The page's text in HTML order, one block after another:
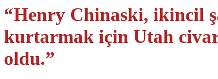
“Henry Chinaski, ikincil
kurtarmak için Utah
oldu.”